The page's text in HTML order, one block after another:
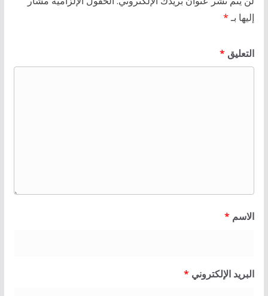
إليها بـ*
التعليق *
الاسم *
البريد الإلكتروني *